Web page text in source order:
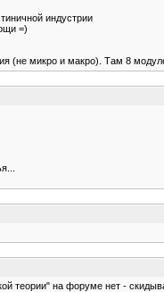
индустрии
=)
(не микро и макро). Там 8
теории" на форуме нет -